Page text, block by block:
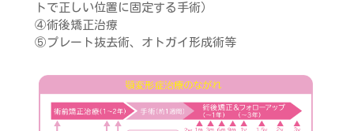
トで正しい位置に固定する手術）
④術後矯正治療
⑤プレート抜去術、オトガイ形成術等